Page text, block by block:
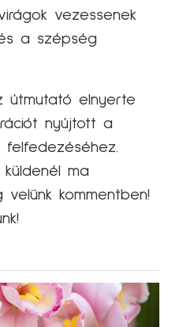
vezessenek
a szépség
útmutató elnyerte
nyújtott a
felfedezéséhez.
ma
velünk kommentben!